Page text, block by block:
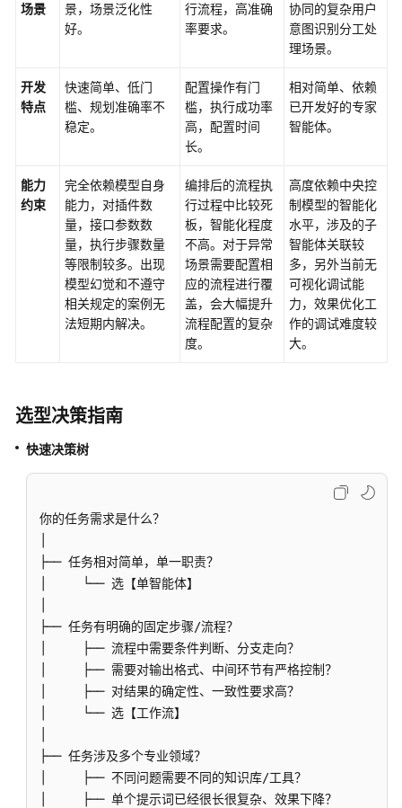
考
题
视
助
文
档
下
载
场景
景，场景泛化性
好。
行流程，高准确
率要求。
协同的复杂用户
意图识别分工处
理场景。
开发
特点
快速简单、低门
槛、规划准确率不
稳定。
配置操作有门
槛，执行成功率
高，配置时间
长。
相对简单、依赖
已开发好的专家
智能体。
能力
约束
完全依赖模型自身
能力，对插件数
量，接口参数数
量，执行步骤数量
等限制较多。出现
模型幻觉和不遵守
相关规定的案例无
法短期内解决。
编排后的流程执
行过程中比较死
板，智能化程度
不高。对于异常
场景需要配置相
应的流程进行覆
盖，会大幅提升
流程配置的复杂
度。
高度依赖中央控
制模型的智能化
水平，涉及的子
智能体关联较
多，另外当前无
可视化调试能
力，效果优化工
作的调试难度较
大。
选型决策指南
快速决策树
你的任务需求是什么？
├── 任务相对简单，单一职责？
│     └── 选【单智能体】
├── 任务有明确的固定步骤/流程？
│     ├── 流程中需要条件判断、分支走向？
│     ├── 需要对输出格式、中间环节有严格控制？
│     ├── 对结果的确定性、一致性要求高？
│     └── 选【工作流】
├── 任务涉及多个专业领域？
│     ├── 不同问题需要不同的知识库/工具？
│     ├── 单个提示词已经很长很复杂、效果下降？